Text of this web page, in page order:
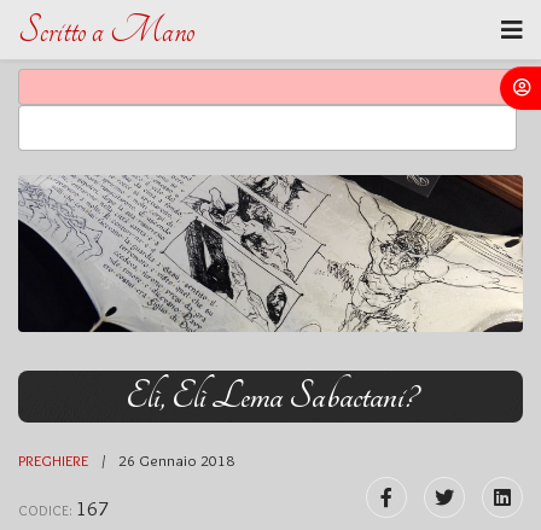
Scritto a Mano
Elì, Elì Lema Sabactani?
PREGHIERE 26 Gennaio 2018
CODICE: 167